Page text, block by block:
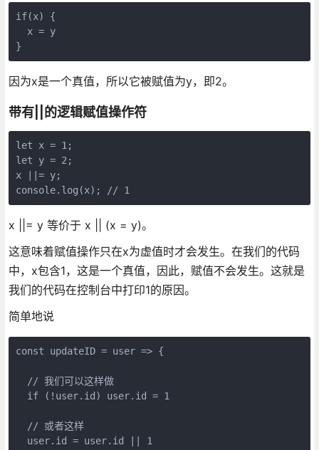
if(x) {
  x = y
}
因为x是一个真值，所以它被赋值为y，即2。
带有||的逻辑赋值操作符
let x = 1;
let y = 2;
x ||= y;
console.log(x); // 1
x ||= y 等价于 x || (x = y)。
这意味着赋值操作只在x为虚值时才会发生。在我们的代码
中，x包含1，这是一个真值，因此，赋值不会发生。这就是
我们的代码在控制台中打印1的原因。
简单地说
const updateID = user => {
  // 我们可以这样做
  if (!user.id) user.id = 1
  // 或者这样
  user.id = user.id || 1